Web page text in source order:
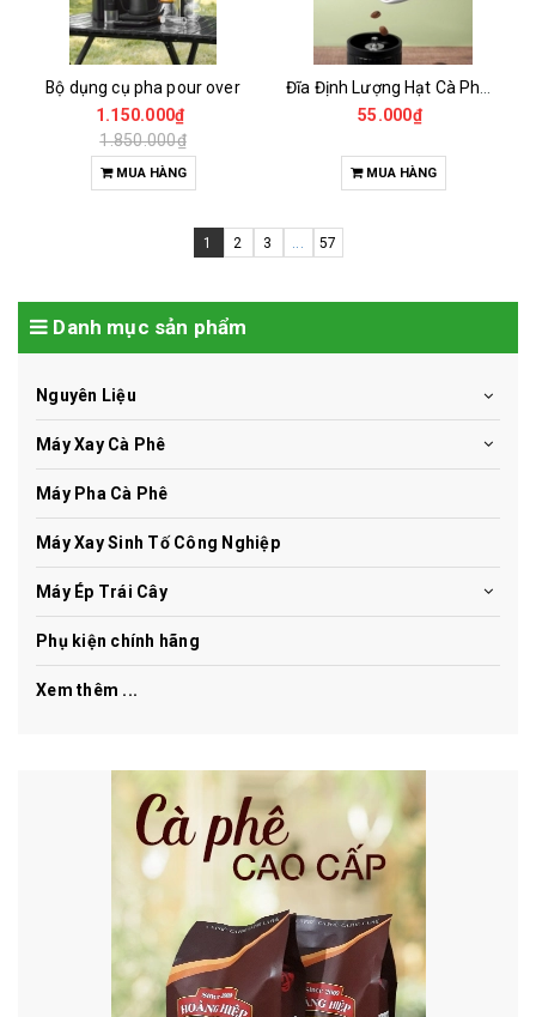
Bộ dụng cụ pha pour over
1.150.000₫
1.850.000₫
MUA HÀNG
55.000₫
MUA HÀNG
1 2 3 ... 57
Danh mục sản phẩm
Nguyên Liệu
Máy Xay Cà Phê
Máy Pha Cà Phê
Máy Xay Sinh Tố Công Nghiệp
Máy Ép Trái Cây
Phụ kiện chính hãng
Xem thêm ...